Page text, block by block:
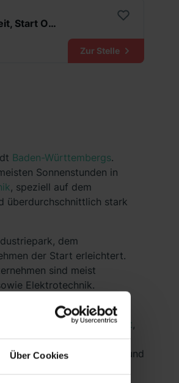
Über Cookies
Trainee Customer Service & Supply Chain (all genders), deutschlandweit, Start Oktober 2026
Zur Stelle
Baden-Württembergs.
Sonnenstunden in
, speziell auf dem
überdurchschnittlich stark
dem
der Start erleichtert.
sind meist
Elektrotechnik.
Fähigkeiten,
Projektmanagement,
unterkommen. Die
kennen lernen und